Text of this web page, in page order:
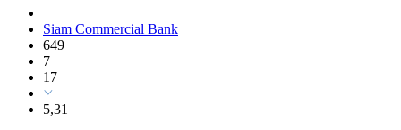
Siam Commercial Bank
649
7
17
5,31